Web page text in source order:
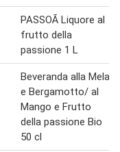
PASSOÃ Liquore al
frutto della
passione 1 L
Beveranda alla Mela
e Bergamotto/ al
Mango e Frutto
della passione Bio
50 cl